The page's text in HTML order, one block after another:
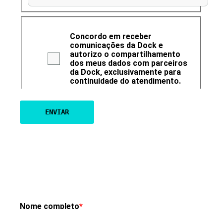
Concordo em receber
comunicações da Dock e
autorizo o compartilhamento
dos meus dados com parceiros
da Dock, exclusivamente para
continuidade do atendimento.
Nome completo*